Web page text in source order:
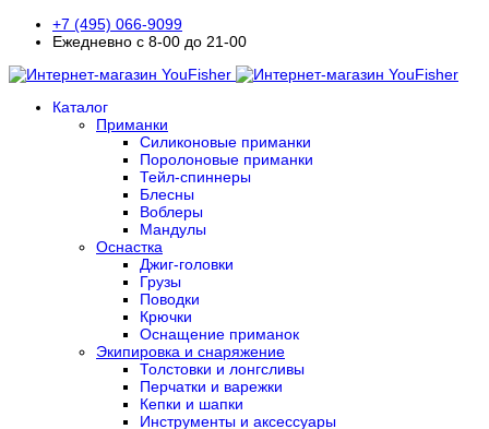
+7 (495) 066-9099
Ежедневно с 8-00 до 21-00
Каталог
Приманки
Силиконовые приманки
Поролоновые приманки
Тейл-спиннеры
Блесны
Воблеры
Мандулы
Оснастка
Джиг-головки
Грузы
Поводки
Крючки
Оснащение приманок
Экипировка и снаряжение
Толстовки и лонгсливы
Перчатки и варежки
Кепки и шапки
Инструменты и аксессуары